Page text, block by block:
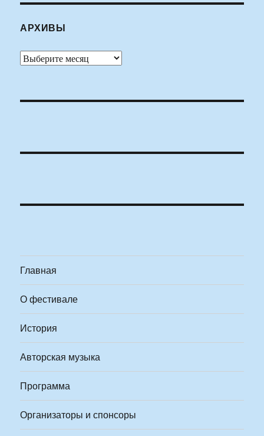
АРХИВЫ
Архивы
Главная
О фестивале
История
Авторская музыка
Программа
Организаторы и спонсоры